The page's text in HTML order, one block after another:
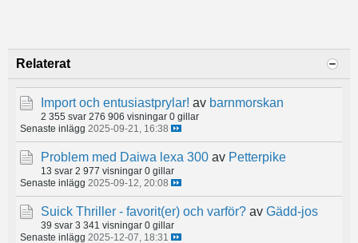
Relaterat
Import och entusiastprylar! av barnmorskan
2 355 svar 276 906 visningar 0 gillar
Senaste inlägg 2025-09-21, 16:38
Problem med Daiwa lexa 300 av Petterpike
13 svar 2 977 visningar 0 gillar
Senaste inlägg 2025-09-12, 20:08
Suick Thriller - favorit(er) och varför? av Gädd-jos
39 svar 3 341 visningar 0 gillar
Senaste inlägg 2025-12-07, 18:31